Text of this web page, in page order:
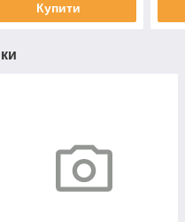
Купити